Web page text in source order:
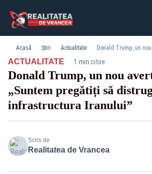
Acasă Știri Actualitate
ACTUALITATE· 1 min citire
Donald Trump, un nou
„Suntem pregătiți să
infrastructura Iranului”
Scris de
Realitatea de Vrancea